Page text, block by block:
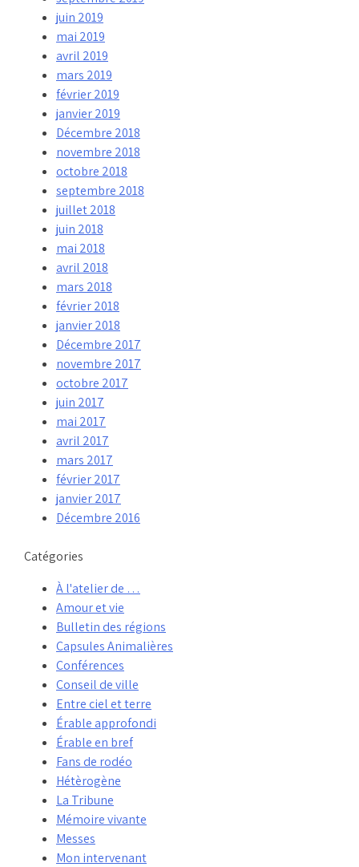
juin 2019
mai 2019
avril 2019
mars 2019
février 2019
janvier 2019
Décembre 2018
novembre 2018
octobre 2018
septembre 2018
juillet 2018
juin 2018
mai 2018
avril 2018
mars 2018
février 2018
janvier 2018
Décembre 2017
novembre 2017
octobre 2017
juin 2017
mai 2017
avril 2017
mars 2017
février 2017
janvier 2017
Décembre 2016
Catégories
À l'atelier de …
Amour et vie
Bulletin des régions
Capsules Animalières
Conférences
Conseil de ville
Entre ciel et terre
Érable approfondi
Érable en bref
Fans de rodéo
Hétèrogène
La Tribune
Mémoire vivante
Messes
Mon intervenant